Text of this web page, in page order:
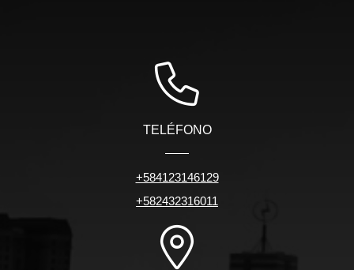
TELÉFONO
+584123146129
+582432316011